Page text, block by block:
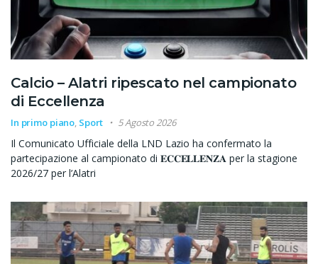
Calcio – Alatri ripescato nel campionato
di Eccellenza
In primo piano, Sport 5 Agosto 2026
Il Comunicato Ufficiale della LND Lazio ha confermato la
partecipazione al campionato di 𝐄𝐂𝐂𝐄𝐋𝐋𝐄𝐍𝐙𝐀 per la stagione
2026/27 per l’Alatri